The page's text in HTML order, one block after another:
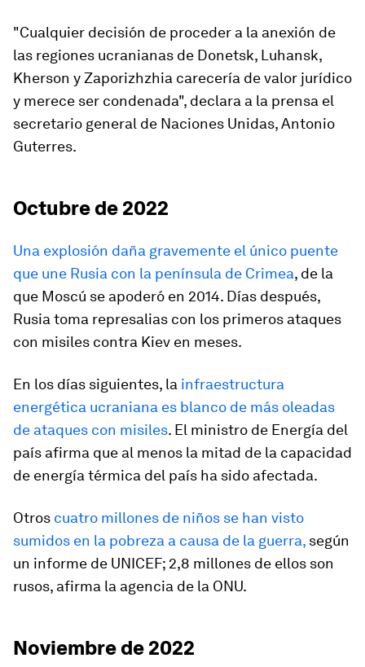
"Cualquier decisión de proceder a la anexión de
las regiones ucranianas de Donetsk, Luhansk,
Kherson y Zaporizhzhia carecería de valor jurídico
y merece ser condenada", declara a la prensa el
secretario general de Naciones Unidas, Antonio
Guterres.
Octubre de 2022
Una explosión daña gravemente el único puente
que une Rusia con la península de Crimea, de la
que Moscú se apoderó en 2014. Días después,
Rusia toma represalias con los primeros ataques
con misiles contra Kiev en meses.
En los días siguientes, la infraestructura
energética ucraniana es blanco de más oleadas
de ataques con misiles. El ministro de Energía del
país afirma que al menos la mitad de la capacidad
de energía térmica del país ha sido afectada.
Otros cuatro millones de niños se han visto
sumidos en la pobreza a causa de la guerra, según
un informe de UNICEF; 2,8 millones de ellos son
rusos, afirma la agencia de la ONU.
Noviembre de 2022